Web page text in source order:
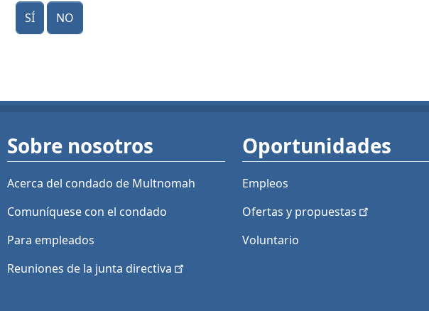
Sí No
Sobre nosotros
Acerca del condado de Multnomah
Comuníquese con el condado
Para empleados
Reuniones de la junta directiva
Oportunidades
Empleos
Ofertas y propuestas
Voluntario